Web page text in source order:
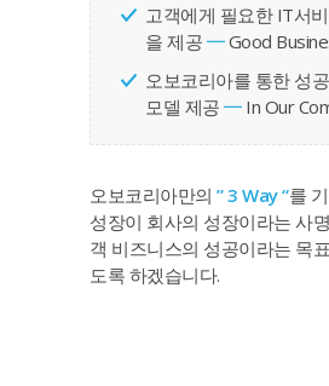
고객에게 필요한 IT서
을 제공 ━Good
오보코리아를 통한 성
모델 제공 ━ In Our
오보코리아만의 ” 3 Way “를
성장이 회사의 성장이라는 사
객 비즈니스의 성공이라는 목
도록 하겠습니다.